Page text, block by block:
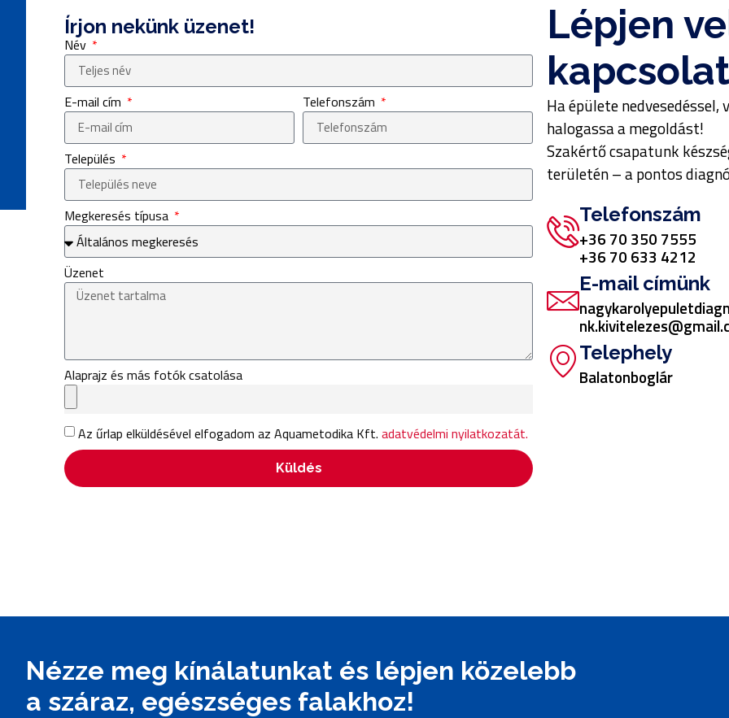
Írjon nekünk üzenet!
Név
E-mail cím Telefonszám
Település
Megkeresés típusa
Üzenet
Alaprajz és más fotók csatolása
Az űrlap elküldésével elfogadom az Aquametodika Kft. adatvédelmi nyilatkozatát.
Küldés
Lépjen
Ha épülete nedvesedéssel,
halogassa a megoldást!
Szakértő csapatunk
területén – a pontos
Telefonszám
+36 70 350 7555
+36 70 633 4212
E-mail címünk
Telephely
Balatonboglár
Nézze meg kínálatunkat és lépjen közelebb
a száraz, egészséges falakhoz!